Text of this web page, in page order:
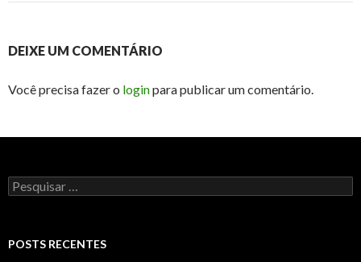
DEIXE UM COMENTÁRIO
Você precisa fazer o loginpara publicar um comentário.
Pesquisar
por:
POSTS RECENTES